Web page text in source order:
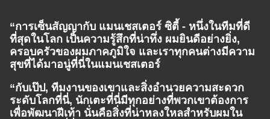
“การเซ็นสัญญากับ แมนเชสเตอร์ ซิตี้ - หนึ่งในทีมที่ดี
ที่สุดในโลก เป็นความรู้สึกที่น่าทึ่ง ผมยินดีอย่างยิ่ง,
ครอบครัวของผมภาคภูมิใจ และเราทุกคนต่างมีความ
สุขที่ได้มาอนู่ที่นี่ในแมนเชสเตอร์
“กับเป๊ป, ทีมงานของเขาและสิ่งอำนวยความสะดวก
ระดับโลกที่นี่, นักเตะที่นี่มีทุกอย่างที่พวกเขาต้องการ
เพื่อพัฒนาฝีเท้า นั่นคือสิ่งที่น่าหลงใหลสำหรับผมใน